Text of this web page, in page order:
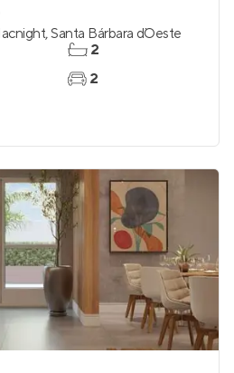
,Santa Bárbara d`Oeste
2
2